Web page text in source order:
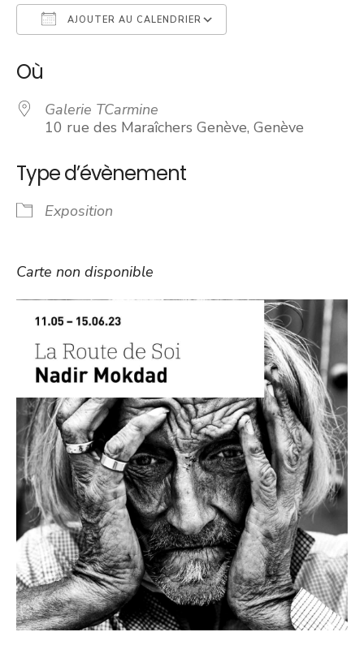
AJOUTER AU CALENDRIER
Où
Galerie TCarmine
10 rue des Maraîchers Genève, Genève
Type d’évènement
Exposition
Carte non disponible